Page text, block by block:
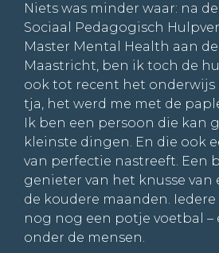
Niets was minder waar: na
Sociaal Pedagogisch
Master Mental Health aan
Maastricht, ben ik toch de
ook tot recent het onderwijs
tja, het werd me met de
Ik ben een persoon die kan
kleinste dingen. En die ook
van perfectie nastreeft. Een
genieter van het knusse van
de koudere maanden.
nog nog een potje voetbal –
onder de mensen.